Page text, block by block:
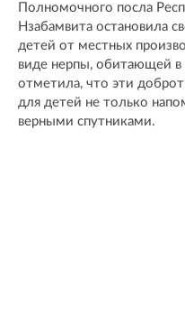
Полномочного посла
Нзабамвита остановила
детей от местных
виде нерпы, обитающей в
отметила, что эти
для детей не только
верными спутниками.